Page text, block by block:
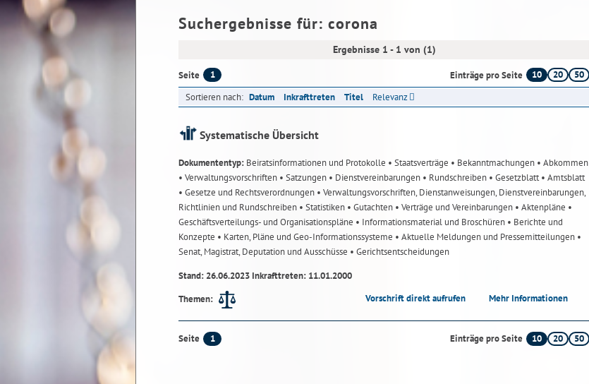
Suchergebnisse für: corona
Ergebnisse 1 - 1 von (1)
Seite 1 Einträge pro Seite 10 20
50
Sortieren nach: Datum Inkrafttreten Titel Relevanz
Systematische Übersicht
Dokumententyp: Beiratsinformationen und Protokolle • Staatsverträge • Bekanntmachungen • Abkommen
• Verwaltungsvorschriften • Satzungen • Dienstvereinbarungen • Rundschreiben • Gesetzblatt• Amtsblatt
• Gesetze und Rechtsverordnungen • Verwaltungsvorschriften, Dienstanweisungen, Dienstvereinbarungen,
Richtlinien und Rundschreiben • Statistiken • Gutachten • Verträge und Vereinbarungen • Aktenpläne •
Geschäftsverteilungs- und Organisationspläne • Informationsmaterial und Broschüren • Berichte und
Konzepte • Karten, Pläne und Geo-Informationssysteme • Aktuelle Meldungen und Pressemitteilungen •
Senat, Magistrat, Deputation und Ausschüsse • Gerichtsentscheidungen
Stand: 26.06.2023 Inkrafttreten: 11.01.2000
Themen:
Vorschrift direkt aufrufen Mehr Informationen
Seite 1 Einträge pro Seite 10 20 50